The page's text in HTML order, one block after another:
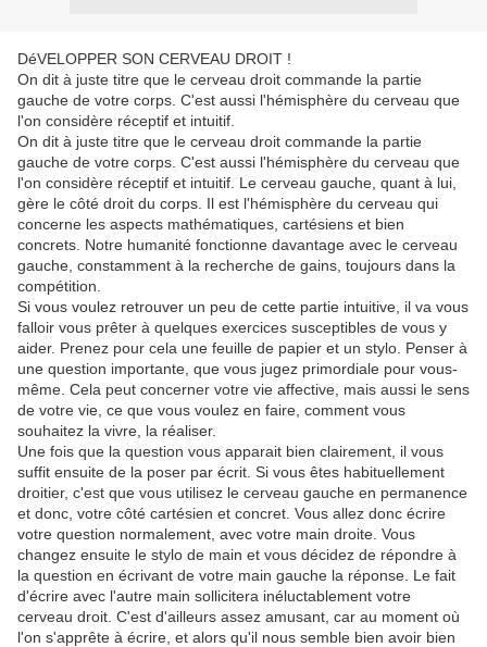
DéVELOPPER SON CERVEAU DROIT !
On dit à juste titre que le cerveau droit commande la partie
gauche de votre corps. C'est aussi l'hémisphère du cerveau que
l'on considère réceptif et intuitif.
On dit à juste titre que le cerveau droit commande la partie
gauche de votre corps. C'est aussi l'hémisphère du cerveau que
l'on considère réceptif et intuitif. Le cerveau gauche, quant à lui,
gère le côté droit du corps. Il est l'hémisphère du cerveau qui
concerne les aspects mathématiques, cartésiens et bien
concrets. Notre humanité fonctionne davantage avec le cerveau
gauche, constamment à la recherche de gains, toujours dans la
compétition.
Si vous voulez retrouver un peu de cette partie intuitive, il va vous
falloir vous prêter à quelques exercices susceptibles de vous y
aider. Prenez pour cela une feuille de papier et un stylo. Penser à
une question importante, que vous jugez primordiale pour vous-
même. Cela peut concerner votre vie affective, mais aussi le sens
de votre vie, ce que vous voulez en faire, comment vous
souhaitez la vivre, la réaliser.
Une fois que la question vous apparait bien clairement, il vous
suffit ensuite de la poser par écrit. Si vous êtes habituellement
droitier, c'est que vous utilisez le cerveau gauche en permanence
et donc, votre côté cartésien et concret. Vous allez donc écrire
votre question normalement, avec votre main droite. Vous
changez ensuite le stylo de main et vous décidez de répondre à
la question en écrivant de votre main gauche la réponse. Le fait
d'écrire avec l'autre main sollicitera inéluctablement votre
cerveau droit. C'est d'ailleurs assez amusant, car au moment où
l'on s'apprête à écrire, et alors qu'il nous semble bien avoir bien